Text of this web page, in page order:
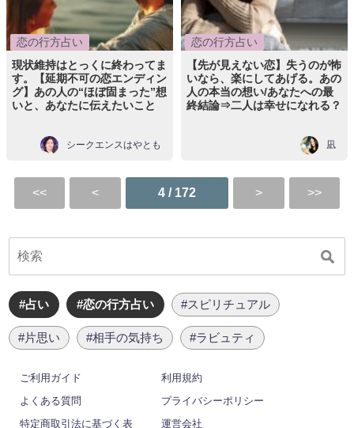
恋の行方占い
現状維持はとっくに終わってま
す。【延期不可の恋エンディン
グ】あの人の“ほぼ固まった”想
いと、あなたに伝えたいこと
シークエンスはやとも
恋の行方占い
【先が見えない恋】失うのが怖
いなら、楽にしてあげる。あの
人の本当の想い/あなたへの最
終結論⇒二人は幸せになれる？
凪
4 / 172
#占い #恋の行方占い #スピリチュアル
#片思い #相手の気持ち #ラビュティ
ご利用ガイド
利用規約
よくある質問
プライバシーポリシー
特定商取引法に基づく表
運営会社